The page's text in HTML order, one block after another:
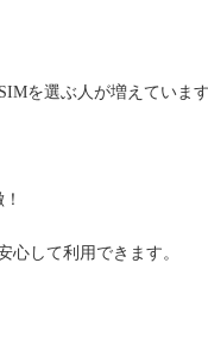
を選ぶ人が増えていま
心して利用できます。